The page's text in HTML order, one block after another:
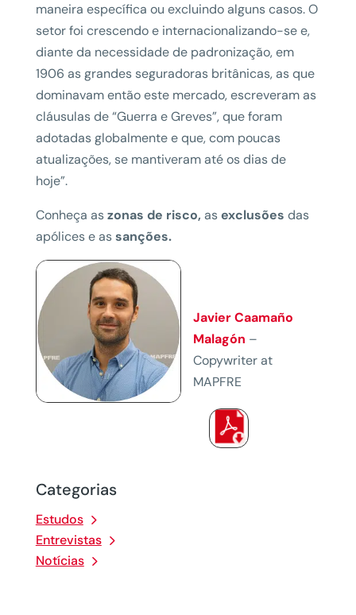
Categorias
Estudos
Entrevistas
Notícias
maneira específica ou excluindo alguns casos. O
setor foi crescendo e internacionalizando-se e,
diante da necessidade de padronização, em
1906 as grandes seguradoras britânicas, as que
dominavam então este mercado, escreveram as
cláusulas de “Guerra e Greves”, que foram
adotadas globalmente e que, com poucas
atualizações, se mantiveram até os dias de
hoje”.
Conheça aszonas de risco, asexclusões das
apólices e assanções.
Javier Caamaño
Malagón –
Copywriter at
MAPFRE